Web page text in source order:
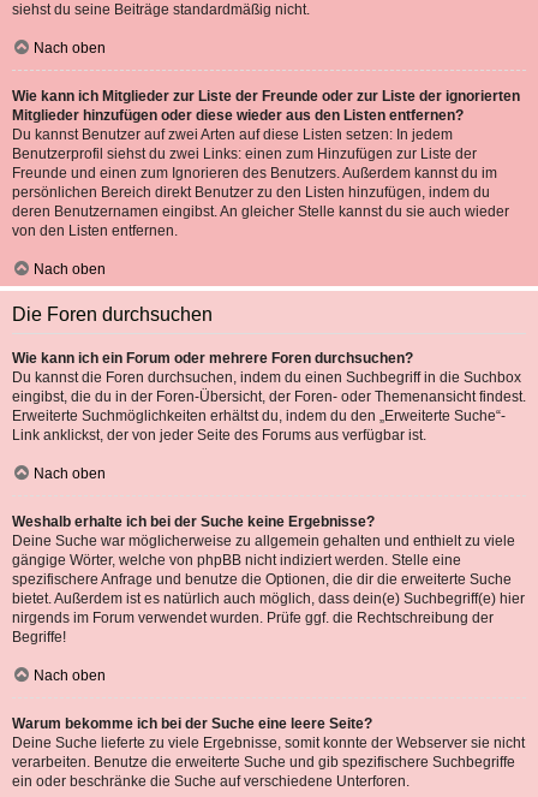
siehst du seine Beiträge standardmäßig nicht.
Nach oben
Wie kann ich Mitglieder zur Liste der Freunde oder zur Liste der ignorierten
Mitglieder hinzufügen oder diese wieder aus den Listen entfernen?
Du kannst Benutzer auf zwei Arten auf diese Listen setzen: In jedem
Benutzerprofil siehst du zwei Links: einen zum Hinzufügen zur Liste der
Freunde und einen zum Ignorieren des Benutzers. Außerdem kannst du im
persönlichen Bereich direkt Benutzer zu den Listen hinzufügen, indem du
deren Benutzernamen eingibst. An gleicher Stelle kannst du sie auch wieder
von den Listen entfernen.
Nach oben
Die Foren durchsuchen
Wie kann ich ein Forum oder mehrere Foren durchsuchen?
Du kannst die Foren durchsuchen, indem du einen Suchbegriff in die Suchbox
eingibst, die du in der Foren-Übersicht, der Foren- oder Themenansicht findest.
Erweiterte Suchmöglichkeiten erhältst du, indem du den „Erweiterte Suche“-
Link anklickst, der von jeder Seite des Forums aus verfügbar ist.
Nach oben
Weshalb erhalte ich bei der Suche keine Ergebnisse?
Deine Suche war möglicherweise zu allgemein gehalten und enthielt zu viele
gängige Wörter, welche von phpBB nicht indiziert werden. Stelle eine
spezifischere Anfrage und benutze die Optionen, die dir die erweiterte Suche
bietet. Außerdem ist es natürlich auch möglich, dass dein(e) Suchbegriff(e) hier
nirgends im Forum verwendet wurden. Prüfe ggf. die Rechtschreibung der
Begriffe!
Nach oben
Warum bekomme ich bei der Suche eine leere Seite?
Deine Suche lieferte zu viele Ergebnisse, somit konnte der Webserver sie nicht
verarbeiten. Benutze die erweiterte Suche und gib spezifischere Suchbegriffe
ein oder beschränke die Suche auf verschiedene Unterforen.